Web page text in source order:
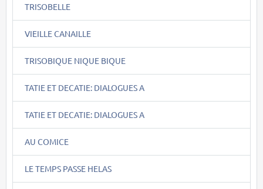
TRISOBELLE
VIEILLE CANAILLE
TRISOBIQUE NIQUE BIQUE
TATIE ET DECATIE: DIALOGUES A
TATIE ET DECATIE: DIALOGUES A
AU COMICE
LE TEMPS PASSE HELAS